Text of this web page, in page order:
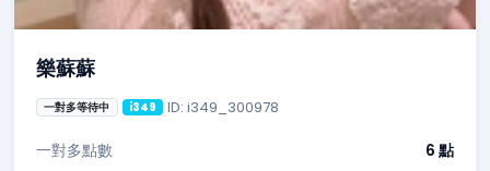
樂蘇蘇
一對多等待中 i349 ID: i349_300978
一對多點數
6 點